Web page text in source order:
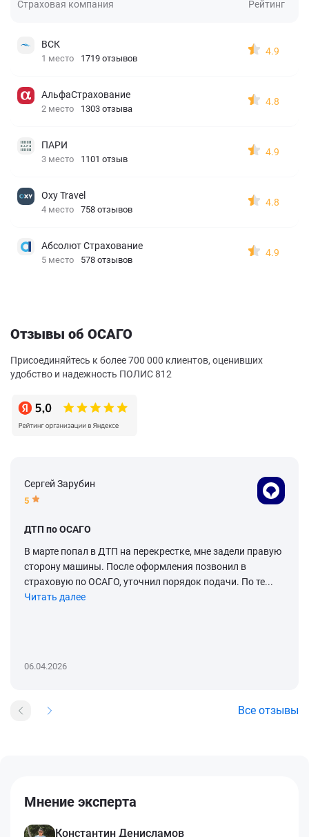
Страховая компания Рейтинг
ВСК
1 место 1719 отзывов
4.9
АльфаСтрахование
2 место 1303 отзыва
4.8
ПАРИ
3 место 1101 отзыв
4.9
Oxy Travel
4 место 758 отзывов
4.8
Абсолют Страхование
5 место 578 отзывов
4.9
Отзывы об ОСАГО
Присоединяйтесь к более 700 000 клиентов, оценивших
удобство и надежность ПОЛИС 812
Сергей Зарубин
5
ДТП по ОСАГО
В марте попал в ДТП на перекрестке, мне задели правую
сторону машины. После оформления позвонил в
страховую по ОСАГО, уточнил порядок подачи. По те...
Читать далее
06.04.2026
Все отзывы
Мнение эксперта
Константин Денисламов